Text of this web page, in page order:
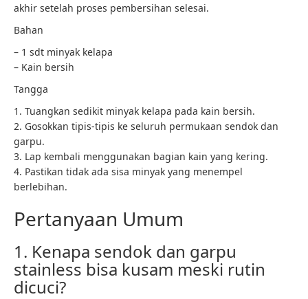
akhir setelah proses pembersihan selesai.
Bahan
– 1 sdt minyak kelapa
– Kain bersih
Tangga
1. Tuangkan sedikit minyak kelapa pada kain bersih.
2. Gosokkan tipis-tipis ke seluruh permukaan sendok dan
garpu.
3. Lap kembali menggunakan bagian kain yang kering.
4. Pastikan tidak ada sisa minyak yang menempel
berlebihan.
Pertanyaan Umum
1. Kenapa sendok dan garpu
stainless bisa kusam meski rutin
dicuci?